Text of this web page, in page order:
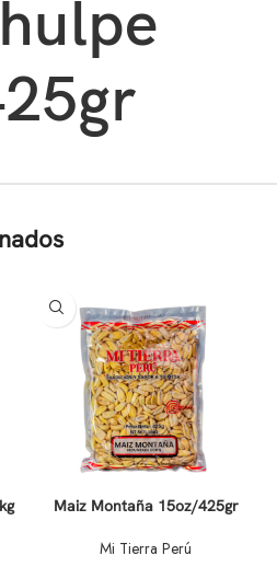
Maiz Montaña 15oz/425gr
Mi Tierra Perú